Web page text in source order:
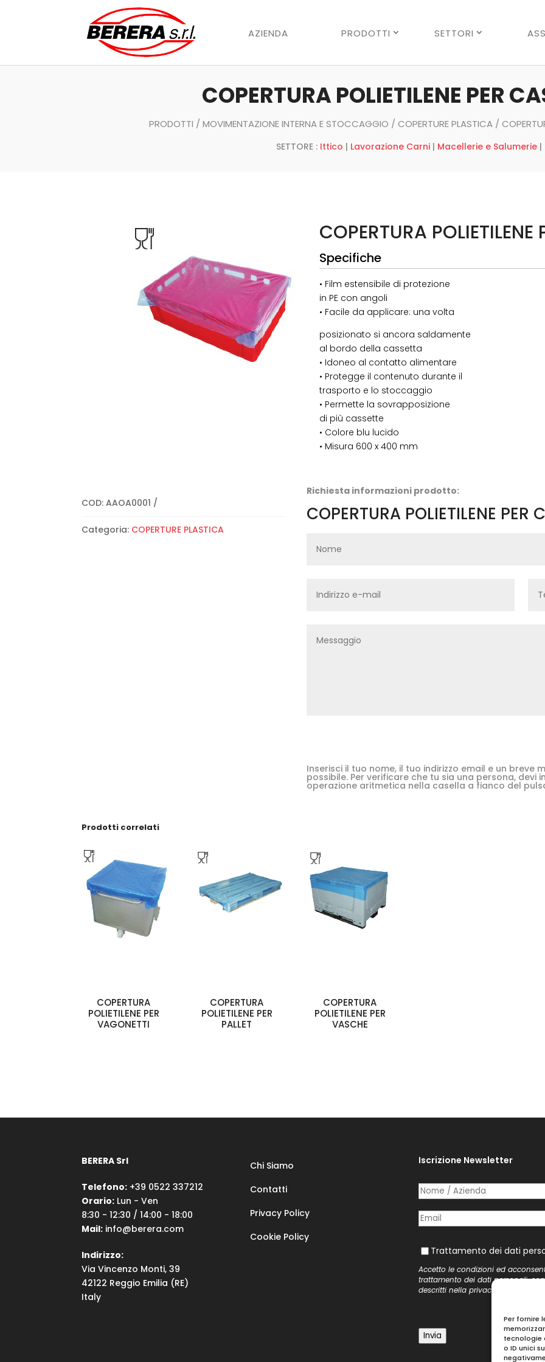
Per fornire
tecnologie
o ID unici
AZIENDA PRODOTTI SETTORI
COPERTURA POLIETILENE PER
PRODOTTI / MOVIMENTAZIONE INTERNA E STOCCAGGIO / COPERTURE PLASTICA/
SETTORE : Ittico | Lavorazione Carni| Macellerie e Salumerie|
COPERTURA POLIETILENE
Specifiche
• Film estensibile di protezione
in PE con angoli
• Facile da applicare: una volta
posizionato si ancora saldamente
al bordo della cassetta
• Idoneo al contatto alimentare
• Protegge il contenuto durante il
trasporto e lo stoccaggio
• Permette la sovrapposizione
di più cassette
• Colore blu lucido
• Misura 600 x 400 mm
COD:AAOA0001
Categoria: COPERTURE PLASTICA
Richiesta informazioni prodotto:
COPERTURA POLIETILENE PER
Inserisci il tuo nome, il tuo indirizzo email e un
possibile. Per verificare che tu sia una persona, devi
operazione aritmetica nella casella a fianco del
Prodotti correlati
COPERTURA
POLIETILENE PER
VAGONETTI
COPERTURA
POLIETILENE PER
PALLET
COPERTURA
POLIETILENE PER
VASCHE
BERERA Srl
Telefono: +39 0522 337212
Orario: Lun - Ven
8:30 - 12:30 / 14:00 - 18:00
Mail: info@berera.com
Indirizzo:
Via Vincenzo Monti, 39
42122 Reggio Emilia (RE)
Italy
Chi Siamo
Contatti
Privacy Policy
Cookie Policy
Iscrizione Newsletter
Nome /​ Azienda
Posta elettronica
Trattamento dei dati
Trattamento dei dati
Accetto le condizioni ed
trattamento dei dati personali,
descritti nellaprivacy policy
Invia